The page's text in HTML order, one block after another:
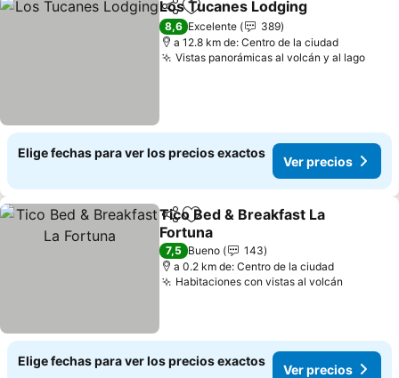
CompartirAgregar a favoritos
Los Tucanes Lodging
8,6 Excelente
389
a 12.8 km de: Centro de la ciudad
Vistas panorámicas al volcán y al lago
Elige fechas para ver los precios exactos
Ver precios
CompartirAgregar a favoritos
Tico Bed & Breakfast La
Fortuna
7,5 Bueno
143
a 0.2 km de: Centro de la ciudad
Habitaciones con vistas al volcán
Elige fechas para ver los precios exactos
Ver precios